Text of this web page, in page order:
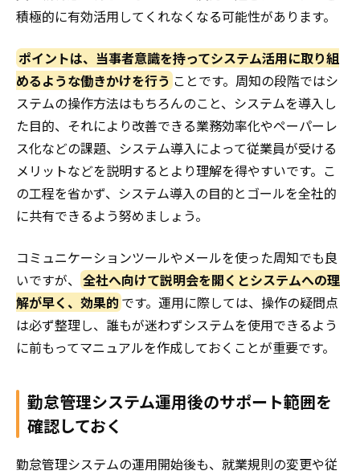
積極的に有効活用してくれなくなる可能性があります。
ポイントは、当事者意識を持ってシステム活用に取り組
めるような働きかけを行う ことです。周知の段階ではシ
ステムの操作方法はもちろんのこと、システムを導入し
た目的、それにより改善できる業務効率化やペーパーレ
ス化などの課題、システム導入によって従業員が受ける
メリットなどを説明するとより理解を得やすいです。こ
の工程を省かず、システム導入の目的とゴールを全社的
に共有できるよう努めましょう。
コミュニケーションツールやメールを使った周知でも良
いですが、 全社へ向けて説明会を開くとシステムへの理
解が早く、効果的です。運用に際しては、操作の疑問点
は必ず整理し、誰もが迷わずシステムを使用できるよう
に前もってマニュアルを作成しておくことが重要です。
勤怠管理システム運用後のサポート範囲を
確認しておく
勤怠管理システムの運用開始後も、就業規則の変更や従